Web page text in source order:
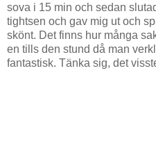
sova i 15 min och sedan
tightsen och gav mig ut och
skönt. Det finns hur många
en tills den stund då man
fantastisk. Tänka sig, det